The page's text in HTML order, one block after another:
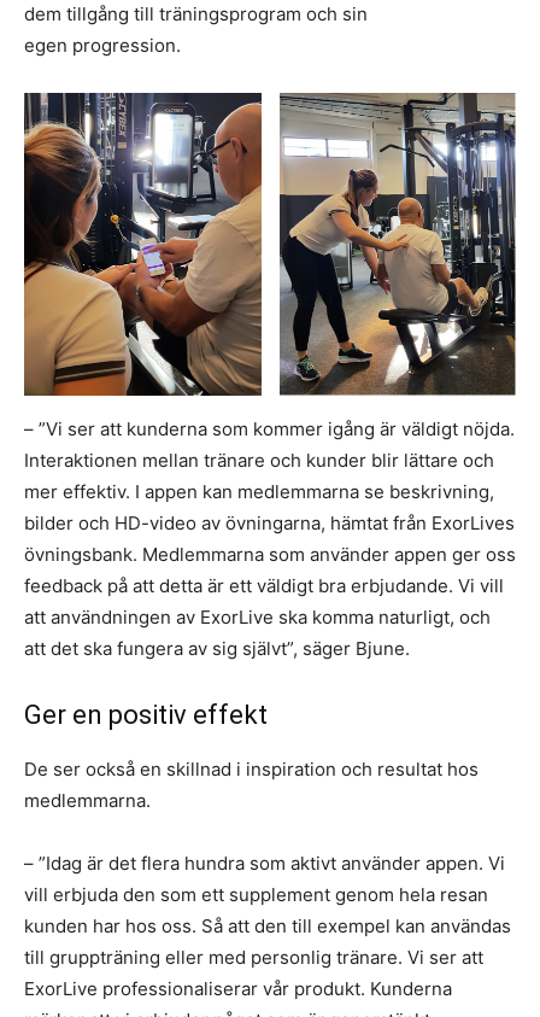
dem tillgång till träningsprogram och sin
egen progression.
– ”Vi ser att kunderna som kommer igång är väldigt nöjda.
Interaktionen mellan tränare och kunder blir lättare och
mer effektiv. I appen kan medlemmarna se beskrivning,
bilder och HD-video av övningarna, hämtat från ExorLives
övningsbank. Medlemmarna som använder appen ger oss
feedback på att detta är ett väldigt bra erbjudande. Vi vill
att användningen av ExorLive ska komma naturligt, och
att det ska fungera av sig självt”, säger Bjune.
Ger en positiv effekt
De ser också en skillnad i inspiration och resultat hos
medlemmarna.
– ”Idag är det flera hundra som aktivt använder appen. Vi
vill erbjuda den som ett supplement genom hela resan
kunden har hos oss. Så att den till exempel kan användas
till gruppträning eller med personlig tränare. Vi ser att
ExorLive professionaliserar vår produkt. Kunderna